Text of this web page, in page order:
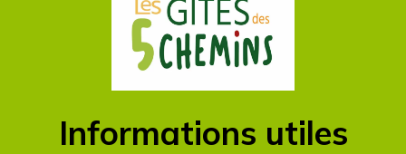
Informations utiles